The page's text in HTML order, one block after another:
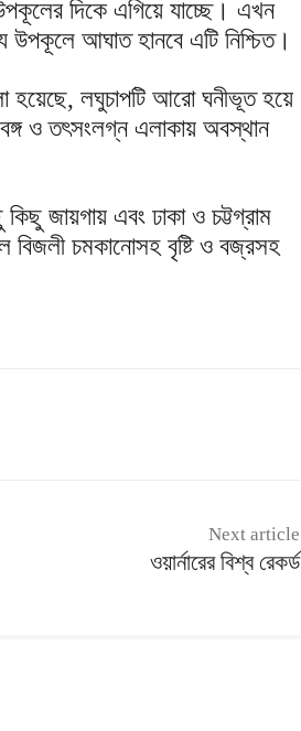
দিকে এগিয়ে যাচ্ছে। এখন
উপকূলে আঘাত হানবে এটি নিশ্চিত।
হয়েছে, লঘুচাপটি আরো ঘনীভূত হয়ে
ও তৎসংলগ্ন এলাকায় অবস্থান
জায়গায় এবং ঢাকা ও চট্টগ্রাম
বিজলী চমকানোসহ বৃষ্টি ও বজ্রসহ
Next article
ওয়ার্নারের বিশ্ব রেকর্ড